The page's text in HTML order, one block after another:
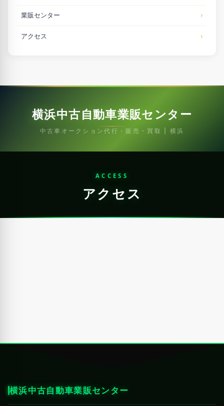
業販センター
アクセス
横浜中古自動車業販センター
中古車オークション代行・販売・買取 | 横浜
ACCESS
アクセス
横浜中古自動車業販センター